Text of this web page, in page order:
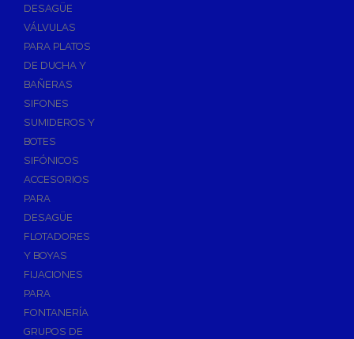
DESAGÜE
VÁLVULAS
PARA PLATOS
DE DUCHA Y
BAÑERAS
SIFONES
SUMIDEROS Y
BOTES
SIFÓNICOS
ACCESORIOS
PARA
DESAGÜE
FLOTADORES
Y BOYAS
FIJACIONES
PARA
FONTANERÍA
GRUPOS DE